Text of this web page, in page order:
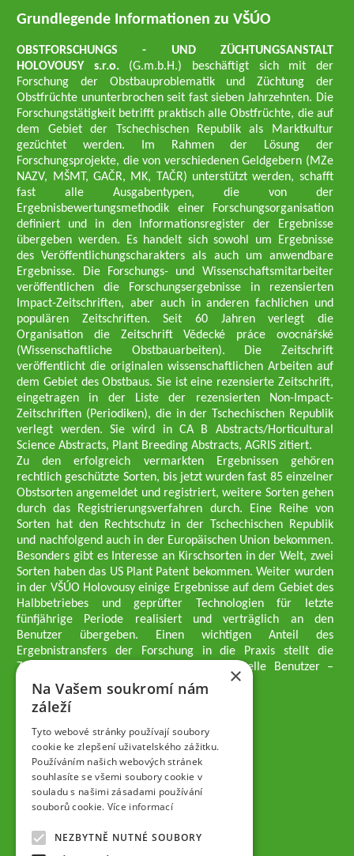
Grundlegende Informationen zu VŠÚO
OBSTFORSCHUNGS - UND ZÜCHTUNGSANSTALT
HOLOVOUSY s.r.o. (G.m.b.H.) beschäftigt sich mit der
Forschung der Obstbauproblematik und Züchtung der
Obstfrüchte ununterbrochen seit fast sieben Jahrzehnten. Die
Forschungstätigkeit betrifft praktisch alle Obstfrüchte, die auf
dem Gebiet der Tschechischen Republik als Marktkultur
gezüchtet werden. Im Rahmen der Lösung der
Forschungsprojekte, die von verschiedenen Geldgebern (MZe
NAZV, MŠMT, GAČR, MK, TAČR) unterstützt werden, schafft
fast alle Ausgabentypen, die von der
Ergebnisbewertungsmethodik einer Forschungsorganisation
definiert und in den Informationsregister der Ergebnisse
übergeben werden. Es handelt sich sowohl um Ergebnisse
des Veröffentlichungscharakters als auch um anwendbare
Ergebnisse. Die Forschungs- und Wissenschaftsmitarbeiter
veröffentlichen die Forschungsergebnisse in rezensierten
Impact-Zeitschriften, aber auch in anderen fachlichen und
populären Zeitschriften. Seit 60 Jahren verlegt die
Organisation die Zeitschrift Vědecké práce ovocnářské
(Wissenschaftliche Obstbauarbeiten). Die Zeitschrift
veröffentlicht die originalen wissenschaftlichen Arbeiten auf
dem Gebiet des Obstbaus. Sie ist eine rezensierte Zeitschrift,
eingetragen in der Liste der rezensierten Non-Impact-
Zeitschriften (Periodiken), die in der Tschechischen Republik
verlegt werden. Sie wird in CA B Abstracts/Horticultural
Science Abstracts, Plant Breeding Abstracts, AGRIS zitiert.
Zu den erfolgreich vermarkten Ergebnissen gehören
rechtlich geschützte Sorten, bis jetzt wurden fast 85 einzelner
Obstsorten angemeldet und registriert, weitere Sorten gehen
durch das Registrierungsverfahren durch. Eine Reihe von
Sorten hat den Rechtschutz in der Tschechischen Republik
und nachfolgend auch in der Europäischen Union bekommen.
Besonders gibt es Interesse an Kirschsorten in der Welt, zwei
Sorten haben das US Plant Patent bekommen. Weiter wurden
in der VŠÚO Holovousy einige Ergebnisse auf dem Gebiet des
Halbbetriebes und geprüfter Technologien für letzte
fünfjährige Periode realisiert und verträglich an den
Benutzer übergeben. Einen wichtigen Anteil des
Ergebnistransfers der Forschung in die Praxis stellt die
Züchtungsmethodik dar, die an professionelle Benutzer –
professionelle Obstzüchter übergeben wird.
Geschäftsführer der Gesellschaft
Dipl.-Ing. Tomáš Zmeškal
Dipl.-Ing. Jaroslav Vácha
Gesellschafter
Dipl.-Ing. Jan Blažek, CS c.
Dipl.-Ing. Josef Kosina, CS c.
Dipl.-Ing. Václav Ludvík
Jaroslav Muška
×
Na Vašem soukromí nám
záleží
Tyto webové stránky používají soubory
cookie ke zlepšení uživatelského zážitku.
Používáním našich webových stránek
souhlasíte se všemi soubory cookie v
souladu s našimi zásadami používání
souborů cookie. Více informací
NEZBYTNĚ NUTNÉ SOUBORY